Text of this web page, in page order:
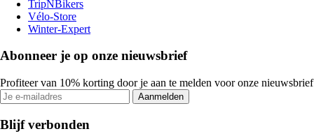
TripNBikers
Vélo-Store
Winter-Expert
Abonneer je op onze nieuwsbrief
Profiteer van 10% korting door je aan te melden voor onze nieuwsbrief
Aanmelden
Blijf verbonden